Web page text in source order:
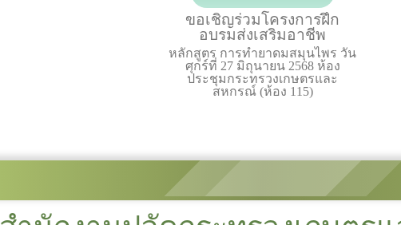
ขอเชิญร่วมโครงการฝึก
อบรมส่งเสริมอาชีพ
หลักสูตร การทำยาดมสมุนไพร วัน
ศุกร์ที่ 27 มิถุนายน 2568 ห้อง
ประชุมกระทรวงเกษตรและ
สหกรณ์ (ห้อง 115)